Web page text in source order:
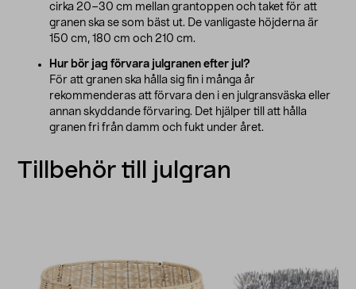
cirka 20–30 cm mellan grantoppen och taket för att
granen ska se som bäst ut. De vanligaste höjderna är
150 cm, 180 cm och 210 cm.
Hur bör jag förvara julgranen efter jul?
För att granen ska hålla sig fin i många år
rekommenderas att förvara den i en julgransväska eller
annan skyddande förvaring. Det hjälper till att hålla
granen fri från damm och fukt under året.
Tillbehör till julgran